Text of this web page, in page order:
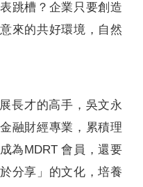
跳槽？企業只要創造
來的共好環境，自然
長才的高手，吳文永
融財經專業，累積理
為MDRT 會員，還要
分享」的文化，培養